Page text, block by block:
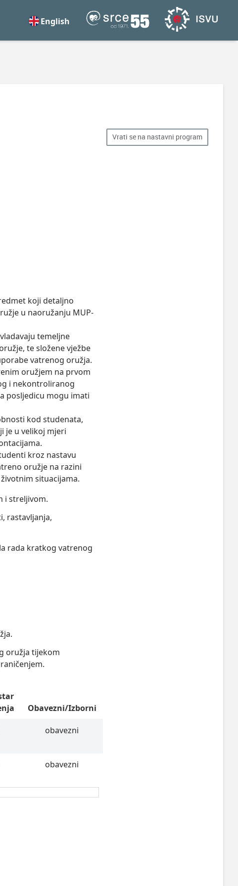
English
Vrati se na nastavni program
koji detaljno
u naoružanju MUP-
temeljne
te složene vježbe
vatrenog oružja.
oružjem na prvom
i nekontroliranog
posljedicu mogu imati
kod studenata,
je u velikoj mjeri
kroz nastavu
oružje na razini
situacijama.
i streljivom.
rastavljanja,
rada kratkog vatrenog
oružja tijekom
Obavezni/Izborni
obavezni
obavezni